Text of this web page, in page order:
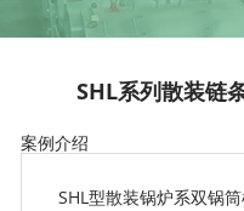
SHL系列散装链
案例介绍
SHL型散装锅炉系双锅